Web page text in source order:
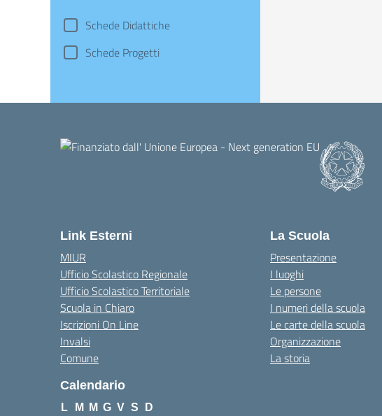
Schede Didattiche
Schede Progetti
Link Esterni
MIUR
Ufficio Scolastico Regionale
Ufficio Scolastico Territoriale
Scuola in Chiaro
Iscrizioni On Line
Invalsi
Comune
Calendario
L M M G V S D
La Scuola
Presentazione
I luoghi
Le persone
I numeri della scuola
Le carte della scuola
Organizzazione
La storia